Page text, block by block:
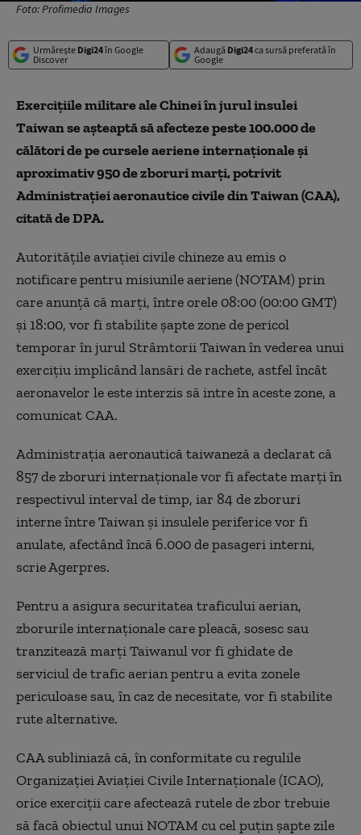
Foto: Profimedia Images
Urmărește Digi24în Google
Discover
Adaugă Digi24ca sursă preferată în
Google
Exerciţiile militare ale Chinei în jurul insulei
Taiwan se aşteaptă să afecteze peste 100.000 de
călători de pe cursele aeriene internaţionale şi
aproximativ 950 de zboruri marţi, potrivit
Administraţiei aeronautice civile din Taiwan (CAA),
citată de DPA.
Autorităţile aviaţiei civile chineze au emis o
notificare pentru misiunile aeriene (NOTAM) prin
care anunţă că marţi, între orele 08:00 (00:00 GMT)
şi 18:00, vor fi stabilite şapte zone de pericol
temporar în jurul Strâmtorii Taiwan în vederea unui
exerciţiu implicând lansări de rachete, astfel încât
aeronavelor le este interzis să intre în aceste zone, a
comunicat CAA.
Administraţia aeronautică taiwaneză a declarat că
857 de zboruri internaţionale vor fi afectate marţi în
respectivul interval de timp, iar 84 de zboruri
interne între Taiwan şi insulele periferice vor fi
anulate, afectând încă 6.000 de pasageri interni,
scrie Agerpres.
Pentru a asigura securitatea traficului aerian,
zborurile internaţionale care pleacă, sosesc sau
tranzitează marţi Taiwanul vor fi ghidate de
serviciul de trafic aerian pentru a evita zonele
periculoase sau, în caz de necesitate, vor fi stabilite
rute alternative.
CAA subliniază că, în conformitate cu regulile
Organizaţiei Aviaţiei Civile Internaţionale (ICAO),
orice exerciţii care afectează rutele de zbor trebuie
să facă obiectul unui NOTAM cu cel puţin şapte zile